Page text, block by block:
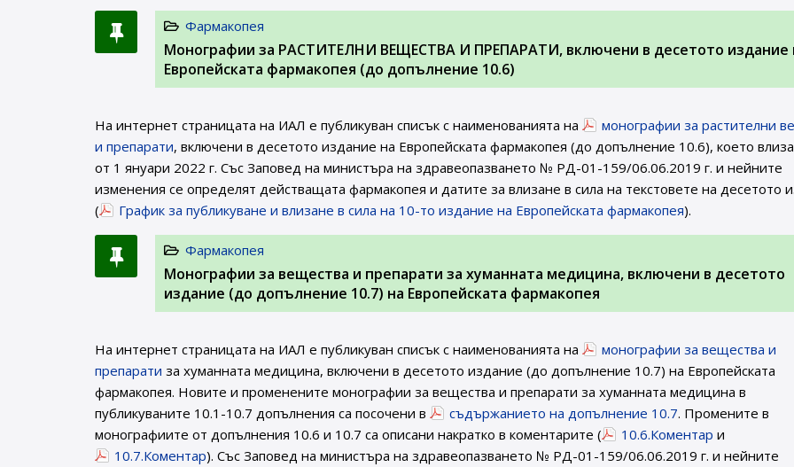
Фармакопея
Монографии за РАСТИТЕЛНИ ВЕЩЕСТВА И ПРЕПАРАТИ, включени в десетото издание
Европейската фармакопея (до допълнение 10.6)
На интернет страницата на ИАЛ e публикуван списък с наименованията на
монографии за растителни
и препарати, включени в десетото издание на Европейската фармакопея (до допълнение 10.6), което
от 1 януари 2022 г. Със Заповед на министъра на здравеопазването № РД-01-159/06.06.2019 г. и нейните
изменения се определят действащата фармакопея и датите за влизане в сила на текстовете на десетото
(
График за публикуване и влизане в сила на 10-то издание на Европейската фармакопея).
Фармакопея
Монографии за вещества и препарати за хуманната медицина, включени в десетото
издание (до допълнение 10.7) на Европейската фармакопея
На интернет страницата на ИАЛ e публикуван списък с наименованията на
монографии за вещества и
препарати за хуманната медицина, включени в десетото издание (до допълнение 10.7) на Европейската
фармакопея. Новите и променените монографии за вещества и препарати за хуманната медицина в
публикуваните 10.1-10.7 допълнения са посочени в
съдържанието на допълнение 10.7. Промените в
монографиите от допълнения 10.6 и 10.7 са описани накратко в коментарите (
10.6.Коментар и
10.7.Коментар). Със Заповед на министъра на здравеопазването № РД-01-159/06.06.2019 г. и нейните